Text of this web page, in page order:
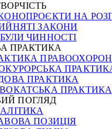
НА
ЗАКОНИ
ЧИННОСТІ
ПРАКТИКА
ПРАКТИКА
ПРАКТИКА
ПОГЛЯД
ПОЗИЦІЯ